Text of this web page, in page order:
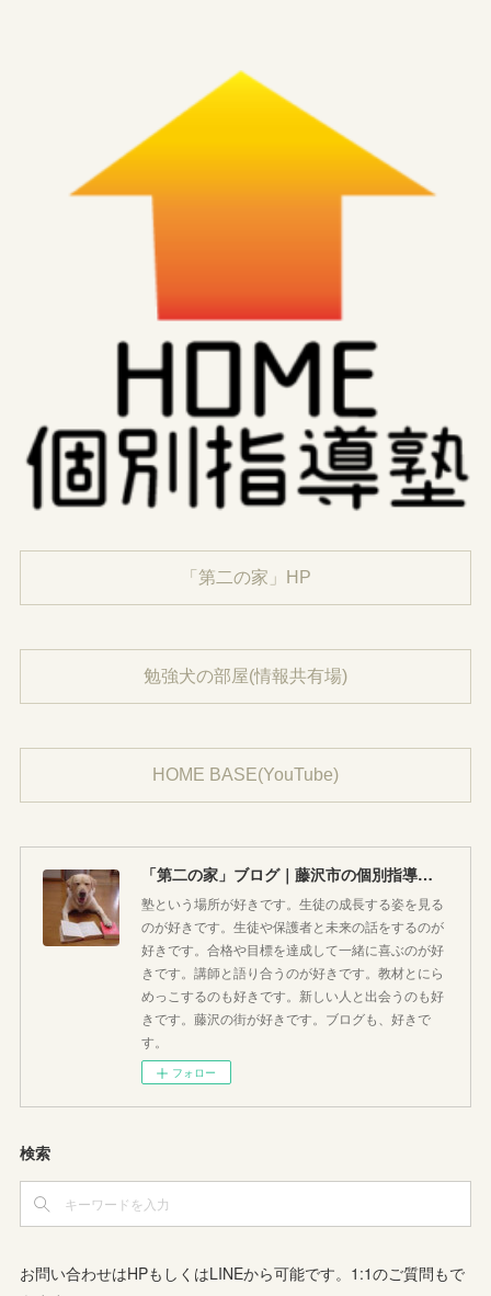
「第二の家」HP
勉強犬の部屋(情報共有場)
HOME BASE(YouTube)
「第二の家」ブログ｜藤沢市の個別指導塾のお話
塾という場所が好きです。生徒の成長する姿を見る
のが好きです。生徒や保護者と未来の話をするのが
好きです。合格や目標を達成して一緒に喜ぶのが好
きです。講師と語り合うのが好きです。教材とにら
めっこするのも好きです。新しい人と出会うのも好
きです。藤沢の街が好きです。ブログも、好きで
す。
フォロー
検索
お問い合わせはHPもしくはLINEから可能です。1:1のご質問もで